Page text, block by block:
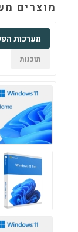
מוצרים
מערכות
תוכנות